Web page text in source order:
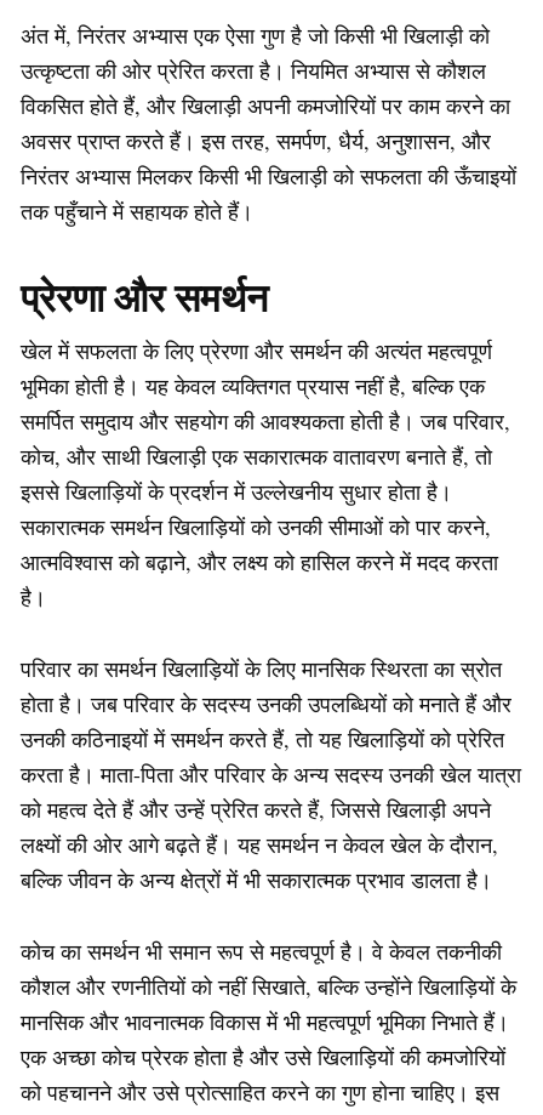
अंत में, निरंतर अभ्यास एक ऐसा गुण है जो किसी भी खिलाड़ी को
उत्कृष्टता की ओर प्रेरित करता है। नियमित अभ्यास से कौशल
विकसित होते हैं, और खिलाड़ी अपनी कमजोरियों पर काम करने का
अवसर प्राप्त करते हैं। इस तरह, समर्पण, धैर्य, अनुशासन, और
निरंतर अभ्यास मिलकर किसी भी खिलाड़ी को सफलता की ऊँचाइयों
तक पहुँचाने में सहायक होते हैं।
प्रेरणा और समर्थन
खेल में सफलता के लिए प्रेरणा और समर्थन की अत्यंत महत्वपूर्ण
भूमिका होती है। यह केवल व्यक्तिगत प्रयास नहीं है, बल्कि एक
समर्पित समुदाय और सहयोग की आवश्यकता होती है। जब परिवार,
कोच, और साथी खिलाड़ी एक सकारात्मक वातावरण बनाते हैं, तो
इससे खिलाड़ियों के प्रदर्शन में उल्लेखनीय सुधार होता है।
सकारात्मक समर्थन खिलाड़ियों को उनकी सीमाओं को पार करने,
आत्मविश्वास को बढ़ाने, और लक्ष्य को हासिल करने में मदद करता
है।
परिवार का समर्थन खिलाड़ियों के लिए मानसिक स्थिरता का स्रोत
होता है। जब परिवार के सदस्य उनकी उपलब्धियों को मनाते हैं और
उनकी कठिनाइयों में समर्थन करते हैं, तो यह खिलाड़ियों को प्रेरित
करता है। माता-पिता और परिवार के अन्य सदस्य उनकी खेल यात्रा
को महत्व देते हैं और उन्हें प्रेरित करते हैं, जिससे खिलाड़ी अपने
लक्ष्यों की ओर आगे बढ़ते हैं। यह समर्थन न केवल खेल के दौरान,
बल्कि जीवन के अन्य क्षेत्रों में भी सकारात्मक प्रभाव डालता है।
कोच का समर्थन भी समान रूप से महत्वपूर्ण है। वे केवल तकनीकी
कौशल और रणनीतियों को नहीं सिखाते, बल्कि उन्होंने खिलाड़ियों के
मानसिक और भावनात्मक विकास में भी महत्वपूर्ण भूमिका निभाते हैं।
एक अच्छा कोच प्रेरक होता है और उसे खिलाड़ियों की कमजोरियों
को पहचानने और उसे प्रोत्साहित करने का गुण होना चाहिए। इस